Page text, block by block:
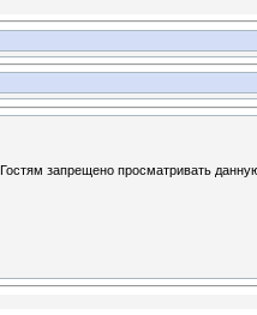
Гостям запрещено просматривать